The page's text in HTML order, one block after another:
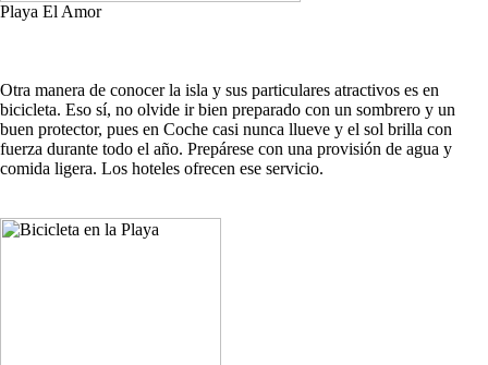
Playa El Amor
Otra manera de conocer la isla y sus particulares atractivos es en
bicicleta. Eso sí, no olvide ir bien preparado con un sombrero y un
buen protector, pues en Coche casi nunca llueve y el sol brilla con
fuerza durante todo el año. Prepárese con una provisión de agua y
comida ligera. Los hoteles ofrecen ese servicio.